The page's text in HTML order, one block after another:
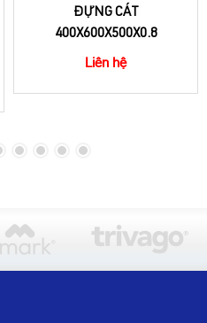
ĐỰNG CÁT
400X600X500X0.8
Liên hệ